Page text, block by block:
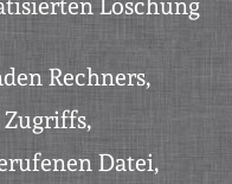
Löschung
Rechners,
Datei,